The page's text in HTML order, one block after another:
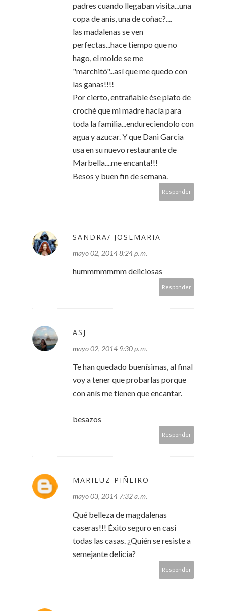
padres cuando llegaban visita...una
copa de anis, una de coñac?....
las madalenas se ven
perfectas...hace tiempo que no
hago, el molde se me
"marchitó"...así que me quedo con
las ganas!!!!
Por cierto, entrañable ése plato de
croché que mi madre hacía para
toda la familia...endureciendolo con
agua y azucar. Y que Dani Garcia
usa en su nuevo restaurante de
Marbella....me encanta!!!
Besos y buen fin de semana.
Responder
SANDRA/ JOSEMARIA
mayo 02, 2014 8:24 p. m.
hummmmmmm deliciosas
Responder
ASJ
mayo 02, 2014 9:30 p. m.
Te han quedado buenísimas, al final
voy a tener que probarlas porque
con anís me tienen que encantar.
besazos
Responder
MARILUZ PIÑEIRO
mayo 03, 2014 7:32 a. m.
Qué belleza de magdalenas
caseras!!! Éxito seguro en casi
todas las casas. ¿Quién se resiste a
semejante delicia?
Responder